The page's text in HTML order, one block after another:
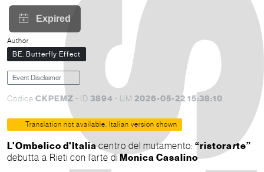
Author
BE. Butterfly Effect
Event Disclaimer
Codice CKPEMZ - ID 3894 - UM 2026-05-22 15:38:10
Translation not available, Italian version shown
L'Ombelico d'Italiacentro del mutamento: “ristorarte”
debutta a Rieti con l’arte diMonica Casalino